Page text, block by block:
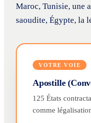
Maroc, Tunisie, une
saoudite, Égypte, la
VOTRE VOIE
Apostille
125 États
comme